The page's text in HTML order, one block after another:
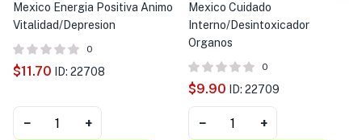
Mexico Energia Positiva Animo
Vitalidad/Depresion
0
$11.70 ID: 22708
− +
Mexico Cuidado
Interno/Desintoxicador
Organos
0
$9.90 ID: 22709
− +